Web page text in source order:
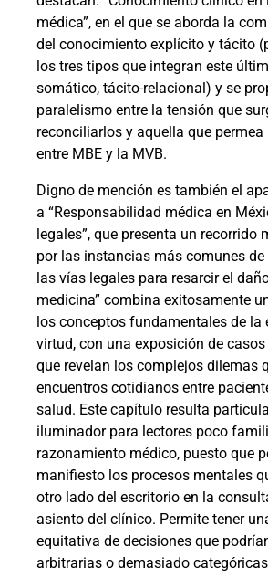
médica”, en el que se aborda la
del conocimiento explícito y tácito
los tres tipos que integran este
somático, tácito-relacional) y se
paralelismo entre la tensión que
reconciliarlos y aquella que
entre MBE y la MVB.
Digno de mención es también el
a “Responsabilidad médica en
legales”, que presenta un recorrido
por las instancias más comunes de
las vías legales para resarcir el
medicina” combina exitosamente
los conceptos fundamentales de la
virtud, con una exposición de
que revelan los complejos dilemas
encuentros cotidianos entre
salud. Este capítulo resulta
iluminador para lectores poco
razonamiento médico, puesto que
manifiesto los procesos mentales
otro lado del escritorio en la
asiento del clínico. Permite tener
equitativa de decisiones que
arbitrarias o demasiado